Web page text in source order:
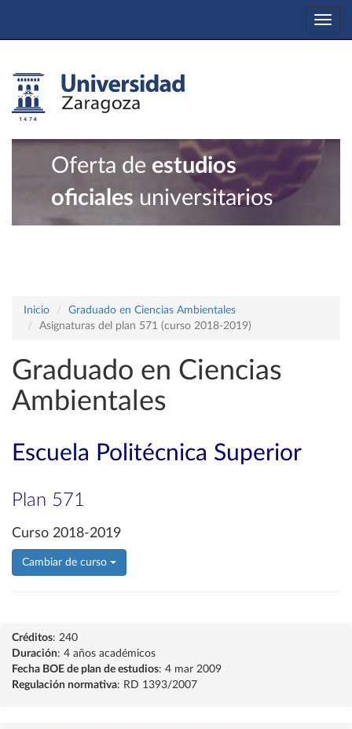
Oferta de estudios
oficiales universitarios
Inicio
Graduado en Ciencias Ambientales
Asignaturas del plan 571 (curso 2018-2019)
Graduado en Ciencias
Ambientales
Escuela Politécnica Superior
Plan 571
Curso 2018-2019
Cambiar de curso
Créditos: 240
Duración: 4 años académicos
Fecha BOE de plan de estudios: 4 mar 2009
Regulación normativa: RD 1393/2007